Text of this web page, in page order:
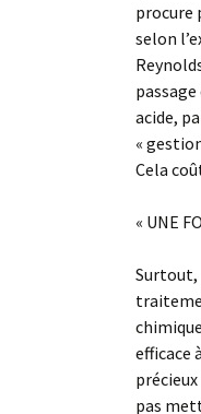
procure
selon
acide,
«
Cela
« UNE
Surtout,
efficace
pas